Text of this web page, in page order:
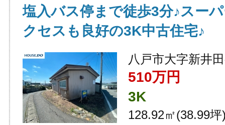
塩入バス停まで徒歩3分♪スー
クセスも良好の3K中古住宅♪
八戸市大字新井
510万円
3K
128.92㎡(38.99坪